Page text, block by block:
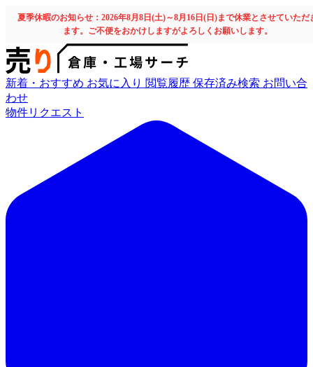
夏季休暇のお知らせ：2026年8月8日(土)～8月16日(日)まで休業とさせていただ
ます。ご不便をおかけしますがよろしくお願いします。
新着・おすすめ お気に入り 閲覧履歴 保存済み検索 お問い合
わせ
物件リクエスト